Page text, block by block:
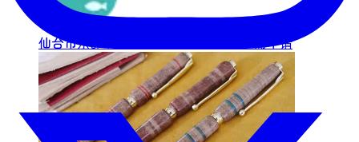
革压印※皮革压印※可以使用各种压印工...
仙台市东部
需申请